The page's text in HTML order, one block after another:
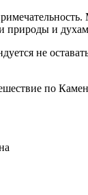
природы и
не
по